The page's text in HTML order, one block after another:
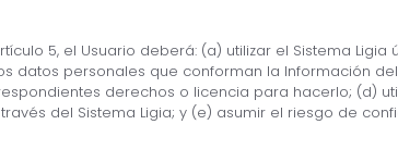
5, el Usuario deberá: (a) utilizar el Sistema
datos personales que conforman la Información
derechos o licencia para hacerlo; (d)
del Sistema Ligia; y (e) asumir el riesgo de